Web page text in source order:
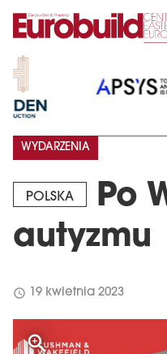
POLSKA
Po
autyzmu
WYDARZENIA
schedule 19 kwietnia 2023